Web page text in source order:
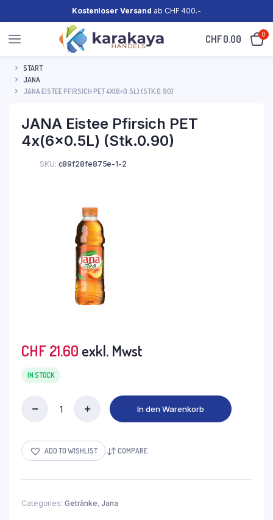
Kostenloser Versand ab CHF 400.-
CHF0.00 0
START
JANA
JANA EISTEE PFIRSICH PET 4X(6×0.5L) (STK.0.90)
JANA Eistee Pfirsich PET
4x(6×0.5L) (Stk.0.90)
SKU: c89f28fe875e-1-2
CHF21.60 exkl. Mwst
IN STOCK
PET
4x(6x0.5L)
quantity
In den Warenkorb
ADD TO WISHLIST COMPARE
Categories: Getränke, Jana